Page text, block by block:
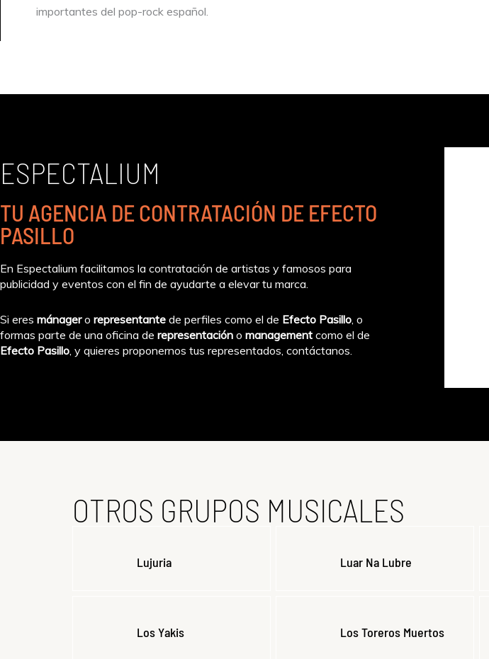
importantes del pop-rock español.
ESPECTALIUM
TU AGENCIA DE CONTRATACIÓN DE EFECTO
PASILLO
En Espectalium facilitamos la contratación de artistas y famosos para
publicidad y eventos con el fin de ayudarte a elevar tu marca.
Si eres mánagero representante de perfiles como el de Efecto Pasillo , o
formas parte de una oficina de representación o management como el de
Efecto Pasillo , y quieres proponernos tus representados, contáctanos.
OTROS GRUPOS MUSICALES
Lujuria Luar Na Lubre
Los Yakis Los Toreros Muertos